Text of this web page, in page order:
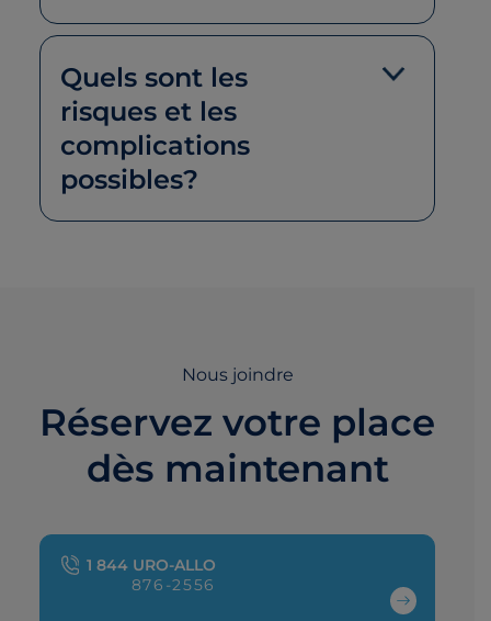
Quels sont les
risques et les
complications
possibles?
Nous joindre
Réservez votre place
dès maintenant
1 844 URO-ALLO
876-2556